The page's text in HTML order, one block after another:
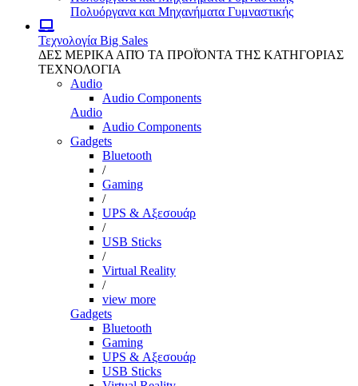
Πολυόργανα και Μηχανήματα Γυμναστικής
Τεχνολογία Big Sales
ΔΕΣ ΜΕΡΙΚΑ ΑΠΌ ΤΑ ΠΡΟΪΌΝΤΑ ΤΗΣ ΚΑΤΗΓΟΡΙΑΣ
ΤΕΧΝΟΛΟΓΙΑ
Audio
Audio Components
Audio
Audio Components
Gadgets
Bluetooth
/
Gaming
/
UPS & Αξεσουάρ
/
USB Sticks
/
Virtual Reality
/
view more
Gadgets
Bluetooth
Gaming
UPS & Αξεσουάρ
USB Sticks